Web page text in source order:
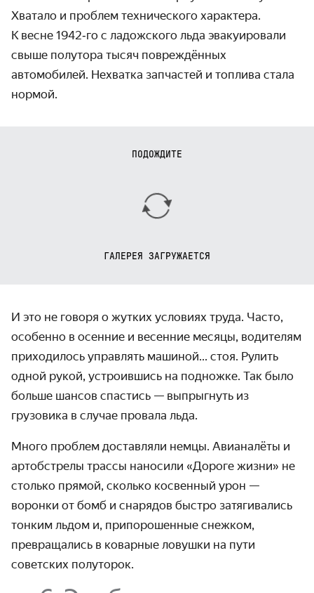
Хватало и проблем технического характера.
К весне 1942‑го с ладожского льда эвакуиро­вали
свыше полутора тысяч повреждённых
автомобилей. Нехватка запчастей и топлива стала
нормой.
ПОДОЖДИТЕ
ГАЛЕРЕЯ ЗАГРУЖАЕТСЯ
И это не говоря о жутких условиях труда. Часто,
особенно в осенние и весенние месяцы, водителям
приходилось управлять машиной... стоя. Рулить
одной рукой, устроившись на подножке. Так было
больше шансов спастись — выпрыгнуть из
грузовика в случае провала льда.
Много проблем доставляли немцы. Авианалёты и
артобстрелы трассы наносили «Дороге жизни» не
столько прямой, сколько косвенный урон —
воронки от бомб и снарядов быстро затягивались
тонким льдом и, припорошенные снежком,
превращались в коварные ловушки на пути
советских полуторок.